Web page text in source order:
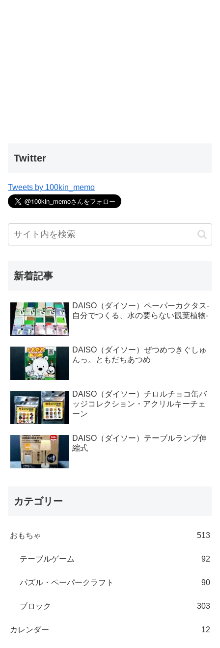
Twitter
Tweets by 100kin_memo
新着記事
DAISO（ダイソー）ペーパーカクタス-
自分でつくる、水の要らない観葉植物-
DAISO（ダイソー）ぜつめつきぐしゅ
んっ。ともだちあつめ
DAISO（ダイソー）チロルチョコ缶バ
ッジコレクション・アクリルキーチェ
ーン
DAISO（ダイソー）テーブルランプ伸
縮式
カテゴリー
おもちゃ 513
テーブルゲーム 92
パズル・ペーパークラフト 90
ブロック 303
カレンダー 12